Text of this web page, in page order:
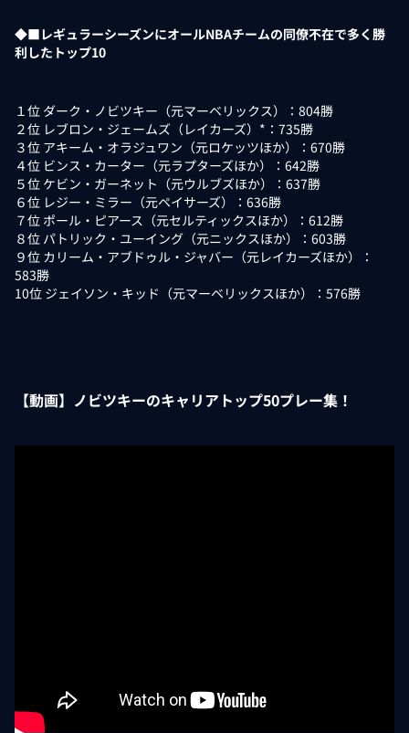
◆■レギュラーシーズンにオールNBAチームの同僚不在で多く勝
利したトップ10
１位 ダーク・ノビツキー（元マーベリックス）：804勝
２位 レブロン・ジェームズ（レイカーズ）*：735勝
３位 アキーム・オラジュワン（元ロケッツほか）：670勝
４位 ビンス・カーター（元ラプターズほか）：642勝
５位 ケビン・ガーネット（元ウルブズほか）：637勝
６位 レジー・ミラー（元ペイサーズ）：636勝
７位 ポール・ピアース（元セルティックスほか）：612勝
８位 パトリック・ユーイング（元ニックスほか）：603勝
９位 カリーム・アブドゥル・ジャバー（元レイカーズほか）：
583勝
10位 ジェイソン・キッド（元マーベリックスほか）：576勝
【動画】ノビツキーのキャリアトップ50プレー集！